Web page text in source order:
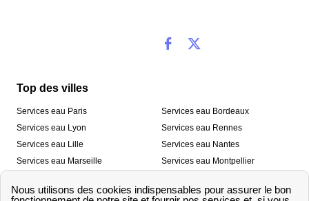
Top des villes
Services eau Paris
Services eau Lyon
Services eau Lille
Services eau Marseille
Services eau Toulon
Services eau Bordeaux
Services eau Rennes
Services eau Nantes
Services eau Montpellier
Services eau Strasbourg